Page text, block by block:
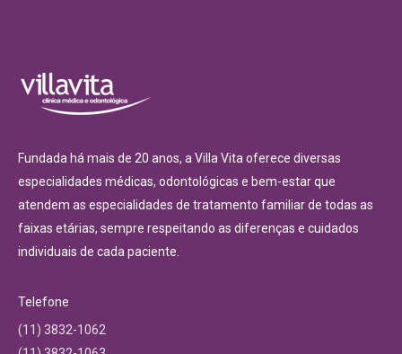
Fundada há mais de 20 anos, a Villa Vita oferece diversas
especialidades médicas, odontológicas e bem-estar que
atendem as especialidades de tratamento familiar de todas as
faixas etárias, sempre respeitando as diferenças e cuidados
individuais de cada paciente.
Telefone
(11) 3832-1062